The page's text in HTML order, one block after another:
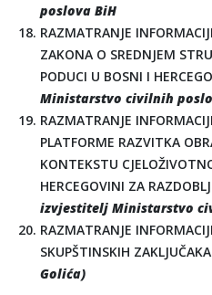
poslova BiH
RAZMATRANJE
ZAKONA O SREDNJEM
PODUCI U BOSNI I
Ministarstvo civilnih
RAZMATRANJE
PLATFORME RAZVITKA
KONTEKSTU
HERCEGOVINI ZA
izvjestitelj Ministarstvo
RAZMATRANJE
SKUPŠTINSKIH ZAKLJUČAKA
Golića)